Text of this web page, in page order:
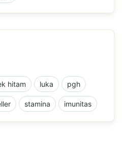
hitam luka pgh
stamina imunitas